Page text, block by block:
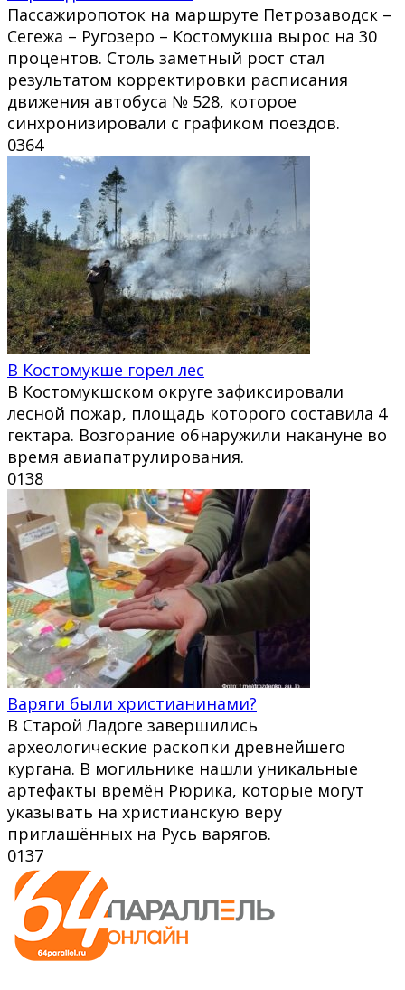
Пассажиропоток на маршруте Петрозаводск –
Сегежа – Ругозеро – Костомукша вырос на 30
процентов. Столь заметный рост стал
результатом корректировки расписания
движения автобуса № 528, которое
синхронизировали с графиком поездов.
0364
В Костомукше горел лес
В Костомукшском округе зафиксировали
лесной пожар, площадь которого составила 4
гектара. Возгорание обнаружили накануне во
время авиапатрулирования.
0138
Варяги были христианинами?
В Старой Ладоге завершились
археологические раскопки древнейшего
кургана. В могильнике нашли уникальные
артефакты времён Рюрика, которые могут
указывать на христианскую веру
приглашённых на Русь варягов.
0137